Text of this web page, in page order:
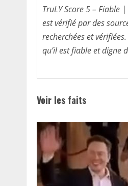
TruLY Score 5 – Fiable
est vérifié par des
recherchées et
qu’il est fiable et digne
Voir les faits